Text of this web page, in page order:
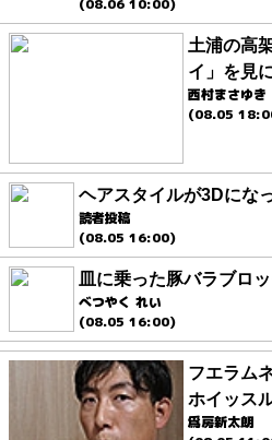
土浦の高
イ」を見
西村まさゆき
(08.05
ヘアスタイルが3Dにな
読者投稿
(08.05 16:00)
皿に乗った豚バラブロ
べつやく れい
(08.05 16:00)
フエラム
ホイッス
爲房新太朗